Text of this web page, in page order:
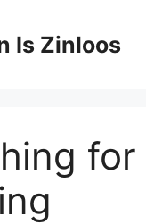
Is Zinloos
for